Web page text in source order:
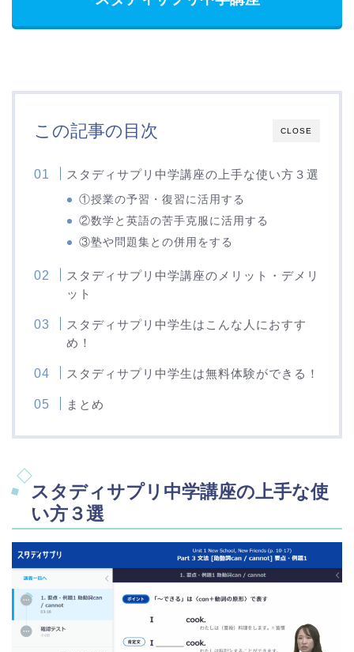
CLOSE
この記事の目次
スタディサプリ中学講座の上手な使い方３選
①授業の予習・復習に活用する
②数学と英語の苦手克服に活用する
③塾や問題集との併用をする
スタディサプリ中学講座のメリット・デメリ
ット
スタディサプリ中学生はこんな人におすす
め！
スタディサプリ中学生は無料体験ができる！
まとめ
スタディサプリ中学講座の上手な使
い方３選